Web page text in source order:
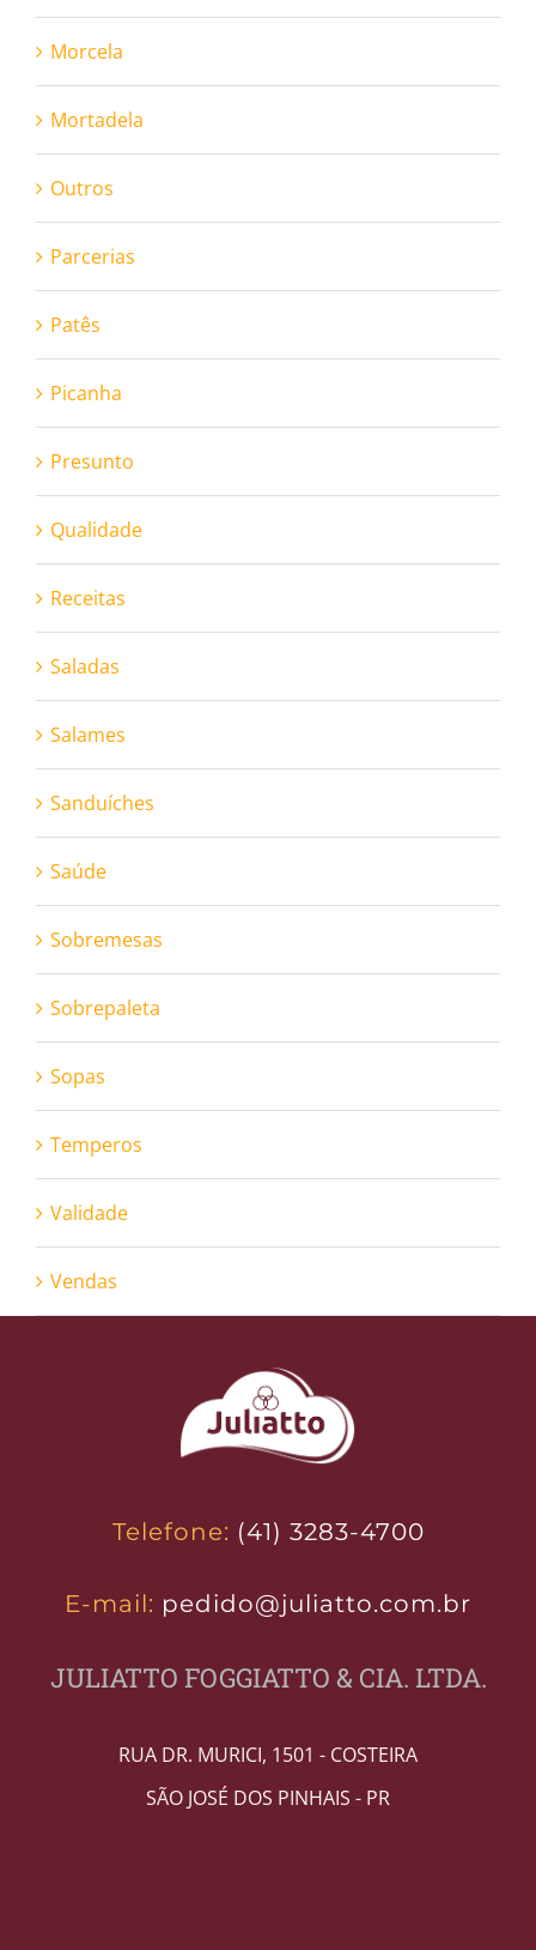
Morcela
Mortadela
Outros
Parcerias
Patês
Picanha
Presunto
Qualidade
Receitas
Saladas
Salames
Sanduíches
Saúde
Sobremesas
Sobrepaleta
Sopas
Temperos
Validade
Vendas
Telefone: (41) 3283-4700
E-mail: pedido@juliatto.com.br
JULIATTO FOGGIATTO & CIA. LTDA.
RUA DR. MURICI, 1501 - COSTEIRA
SÃO JOSÉ DOS PINHAIS - PR